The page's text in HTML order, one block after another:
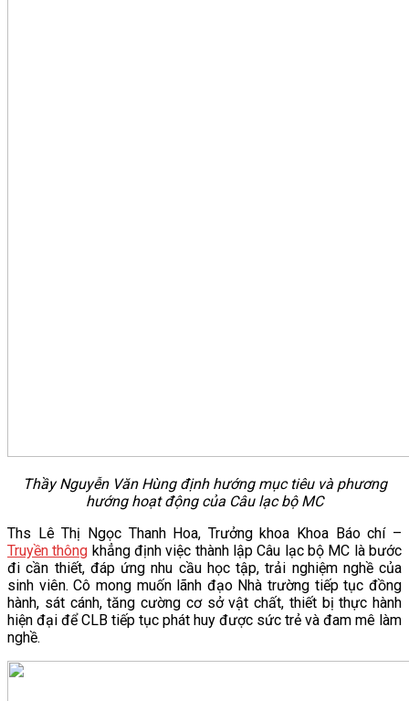
Thầy Nguyễn Văn Hùng định hướng mục tiêu và phương
hướng hoạt động của Câu lạc bộ MC
Ths Lê Thị Ngọc Thanh Hoa, Trưởng khoa Khoa Báo chí –
Truyền thông khẳng định việc thành lập Câu lạc bộ MC là bước
đi cần thiết, đáp ứng nhu cầu học tập, trải nghiệm nghề của
sinh viên. Cô mong muốn lãnh đạo Nhà trường tiếp tục đồng
hành, sát cánh, tăng cường cơ sở vật chất, thiết bị thực hành
hiện đại để CLB tiếp tục phát huy được sức trẻ và đam mê làm
nghề.